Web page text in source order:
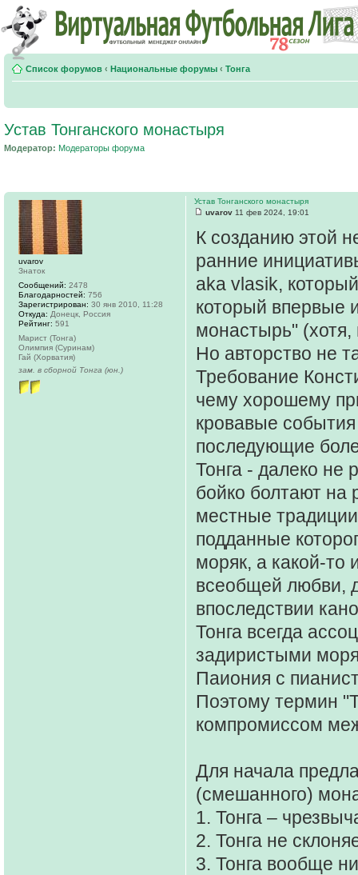
Список форумов ‹ Национальные форумы ‹ Тонга
Устав Тонганского монастыря
Модератор: Модераторы форума
Устав Тонганского монастыря
uvarov 11 фев 2024, 19:01
К созданию этой
ранние
aka vlasik,
который впервые
монастырь"
Но авторство не
Требование
чему хорошему
кровавые
последующие
Тонга - далеко не
бойко болтают на
местные
подданные
моряк, а какой-то
всеобщей любви,
впоследствии
Тонга всегда
задиристыми
Паиония с
Поэтому термин
компромиссом
Для начала
(смешанного)
1. Тонга –
2. Тонга не
3. Тонга вообще
uvarov
Знаток
Сообщений: 2478
Благодарностей: 756
Зарегистрирован: 30 янв 2010, 11:28
Откуда: Донецк, Россия
Рейтинг: 591
Марист (Тонга)
Олимпия (Суринам)
Гай (Хорватия)
зам. в сборной Тонга (юн.)